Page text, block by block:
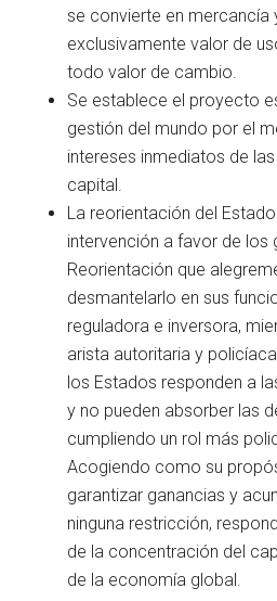
se convierte en mercancía
exclusivamente valor de
todo valor de cambio.
Se establece el proyecto
gestión del mundo por el
intereses inmediatos de
capital.
La reorientación del
intervención a favor de los
Reorientación que
desmantelarlo en sus
reguladora e inversora,
arista autoritaria y
los Estados responden a
y no pueden absorber las
cumpliendo un rol más
Acogiendo como su
garantizar ganancias y
ninguna restricción,
de la concentración del
de la economía global.